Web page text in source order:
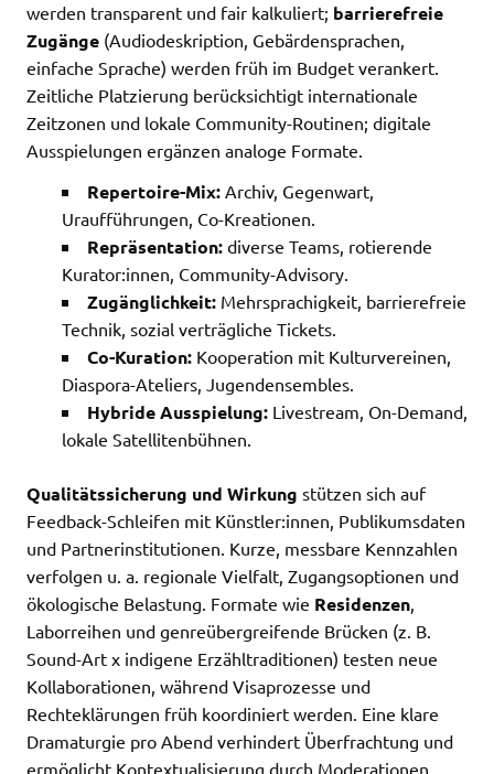
werden transparent und fair kalkuliert; barrierefreie
Zugänge (Audiodeskription, Gebärdensprachen,
einfache Sprache) werden früh im Budget verankert.
Zeitliche Platzierung berücksichtigt internationale
Zeitzonen und lokale Community-Routinen; digitale
Ausspielungen ergänzen analoge Formate.
Repertoire-Mix: Archiv, Gegenwart,
Uraufführungen, Co-Kreationen.
Repräsentation: diverse Teams, rotierende
Kurator:innen, Community-Advisory.
Zugänglichkeit: Mehrsprachigkeit, barrierefreie
Technik, sozial verträgliche Tickets.
Co-Kuration: Kooperation mit Kulturvereinen,
Diaspora-Ateliers, Jugendensembles.
Hybride Ausspielung: Livestream, On-Demand,
lokale Satellitenbühnen.
Qualitätssicherung und Wirkung stützen sich auf
Feedback-Schleifen mit Künstler:innen, Publikumsdaten
und Partnerinstitutionen. Kurze, messbare Kennzahlen
verfolgen u. a. regionale Vielfalt, Zugangsoptionen und
ökologische Belastung. Formate wie Residenzen,
Laborreihen und genreübergreifende Brücken (z. B.
Sound-Art x indigene Erzähltraditionen) testen neue
Kollaborationen, während Visaprozesse und
Rechteklärungen früh koordiniert werden. Eine klare
Dramaturgie pro Abend verhindert Überfrachtung und
ermöglicht Kontextualisierung durch Moderationen,